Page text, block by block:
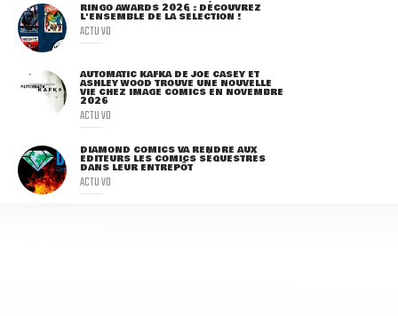
RINGO AWARDS 2026 : DÉCOUVREZ
L'ENSEMBLE DE LA SÉLECTION !
ACTU VO
AUTOMATIC KAFKA DE JOE CASEY ET
ASHLEY WOOD TROUVE UNE NOUVELLE
VIE CHEZ IMAGE COMICS EN NOVEMBRE
2026
ACTU VO
DIAMOND COMICS VA RENDRE AUX
ÉDITEURS LES COMICS SÉQUESTRÉS
DANS LEUR ENTREPÔT
ACTU VO